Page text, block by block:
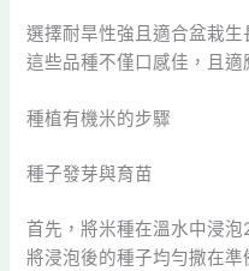
選擇耐旱性強且適合盆栽生
這些品種不僅口感佳，且適
種植有機米的步驟
種子發芽與育苗
首先，將米種在溫水中浸
將浸泡後的種子均勻撒在準